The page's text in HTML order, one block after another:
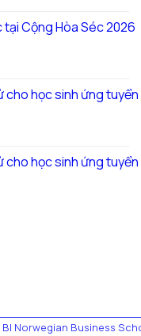
Cộng Hòa Séc 2026
học sinh ứng
học sinh ứng
BI Norwegian Business